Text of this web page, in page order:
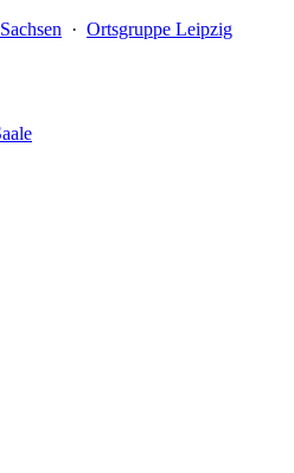
Sachsen · Ortsgruppe Leipzig